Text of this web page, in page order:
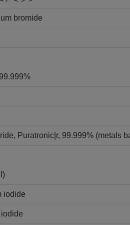
bromide
Puratronic|r, 99.999% (metals
iodide
iodide